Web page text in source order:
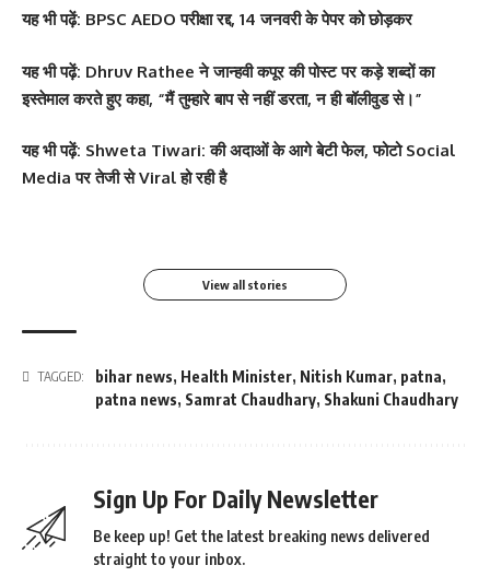
यह भी पढ़ें: BPSC AEDO परीक्षा रद्द, 14 जनवरी के पेपर को छोड़कर
यह भी पढ़ें: Dhruv Rathee ने जान्हवी कपूर की पोस्ट पर कड़े शब्दों का
इस्तेमाल करते हुए कहा, “मैं तुम्हारे बाप से नहीं डरता, न ही बॉलीवुड से।”
यह भी पढ़ें: Shweta Tiwari: की अदाओं के आगे बेटी फेल, फोटो Social
Media पर तेजी से Viral हो रही है
सोनम कपूर ने शर्ट के बटन
खोलकर बेबी बंप फ्लॉन्ट किया
श्वेता तिवारी ने सोशल मीडिया
पर फिर लगाई आग, फोटो तेजी
Salman Khan की बर्थडे
पार्टी में लगा सितारों का मेला,
श्वेता तिवारी ने सोशल मीडिया
View all stories
TAGGED: bihar news, Health Minister, Nitish Kumar, patna,
patna news, Samrat Chaudhary, Shakuni Chaudhary
Sign Up For Daily Newsletter
Be keep up! Get the latest breaking news delivered
straight to your inbox.